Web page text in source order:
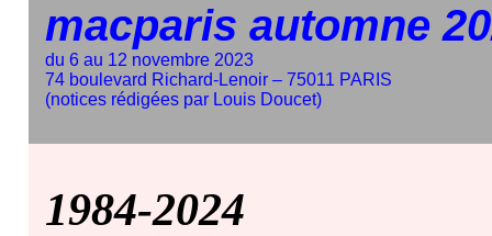
macparis automne
du 6 au 12 novembre 2023
74 boulevard Richard-Lenoir – 75011 PARIS
(notices rédigées par Louis Doucet)
1984-2024